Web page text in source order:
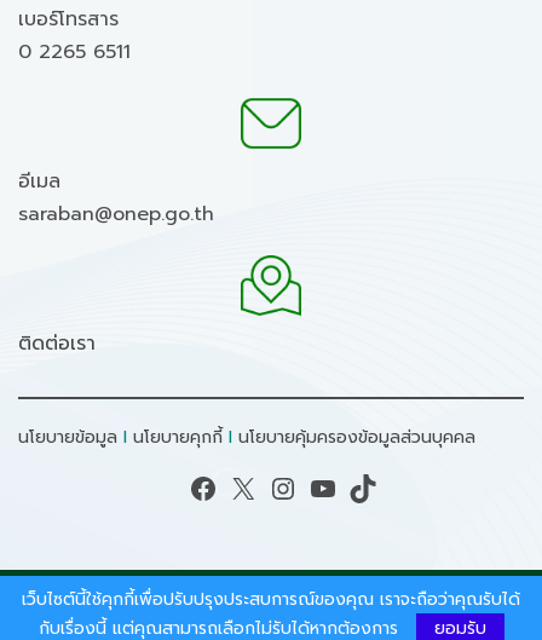
เบอร์โทรสาร
0 2265 6511
อีเมล
saraban@onep.go.th
ติดต่อเรา
นโยบายข้อมูล I นโยบายคุกกี้ I นโยบายคุ้มครองข้อมูลส่วนบุคคล
Facebook X Instagram YouTube TikTok
สงวนลิขสิทธิ์ © 2026 - สำนักงานนโยบายและแผน
ทรัพยากรธรรมชาติและสิ่งแวดล้อม.
เว็บไซต์นี้ใช้คุกกี้เพื่อปรับปรุงประสบการณ์ของคุณ เราจะถือว่าคุณรับได้
กับเรื่องนี้ แต่คุณสามารถเลือกไม่รับได้หากต้องการ
ยอมรับ